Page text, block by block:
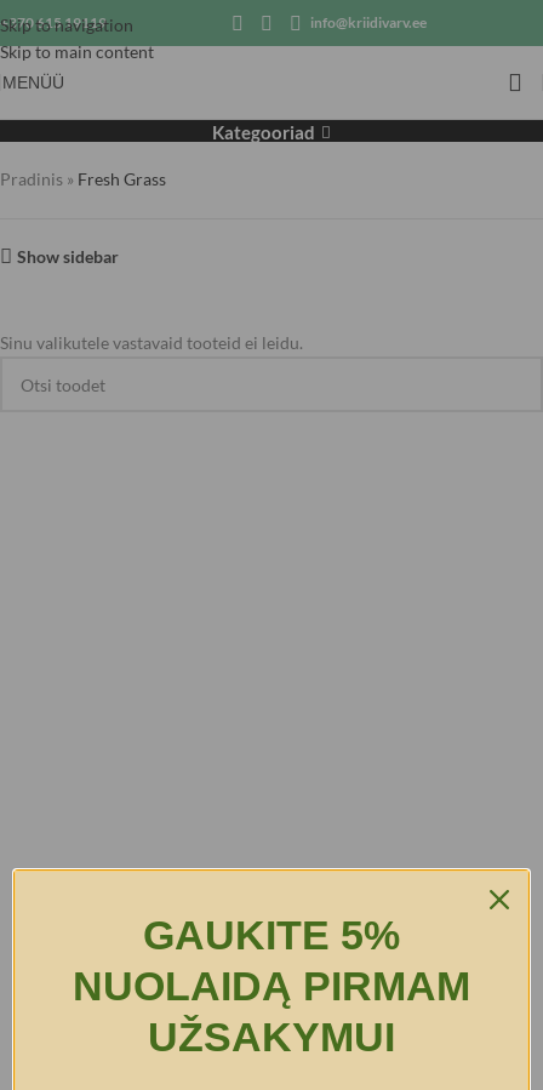
Skip to navigation
Skip to main content
+370 615 19119 info@kriidivarv.ee
MENÜÜ
Kategooriad
Pradinis » Fresh Grass
Show sidebar
Sinu valikutele vastavaid tooteid ei leidu.
GAUKITE 5%
NUOLAIDĄ PIRMAM
UŽSAKYMUI